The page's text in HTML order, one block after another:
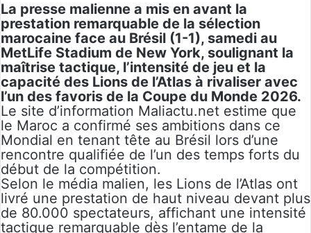
La presse malienne a mis en avant la
prestation remarquable de la sélection
marocaine face au Brésil (1-1), samedi au
MetLife Stadium de New York, soulignant la
maîtrise tactique, l’intensité de jeu et la
capacité des Lions de l’Atlas à rivaliser avec
l’un des favoris de la Coupe du Monde 2026.
Le site d’information Maliactu.net estime que
le Maroc a confirmé ses ambitions dans ce
Mondial en tenant tête au Brésil lors d’une
rencontre qualifiée de l’un des temps forts du
début de la compétition.
Selon le média malien, les Lions de l’Atlas ont
livré une prestation de haut niveau devant plus
de 80.000 spectateurs, affichant une intensité
tactique remarquable dès l’entame de la